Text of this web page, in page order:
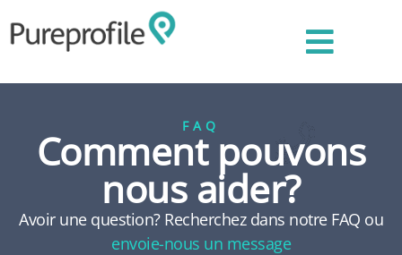
FAQ
Comment pouvons
nous aider?
Avoir une question? Recherchez dans notre FAQ ou
envoie-nous un message